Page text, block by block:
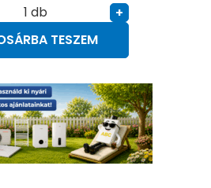
db
+
TESZEM